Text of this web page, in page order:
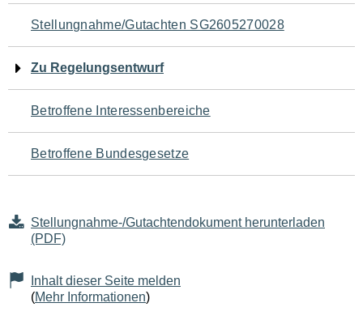
Navigation
für
den
Seiteninhalt
Stellungnahme/Gutachten SG2605270028
Zu Regelungsentwurf
Betroffene Interessenbereiche
Betroffene Bundesgesetze
Stellungnahme-/Gutachtendokument herunterladen
(PDF)
Inhalt dieser Seite melden
(Mehr Informationen)